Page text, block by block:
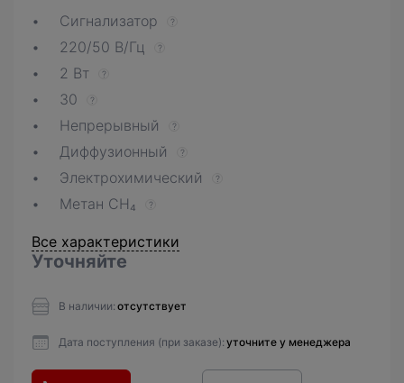
Сигнализатор ?
220/50 В/Гц ?
2 Вт ?
30 ?
Непрерывный ?
Диффузионный ?
Электрохимический ?
Метан CH₄ ?
Все характеристики
Уточняйте
В наличии: отсутствует
Дата поступления (при заказе): уточните у менеджера